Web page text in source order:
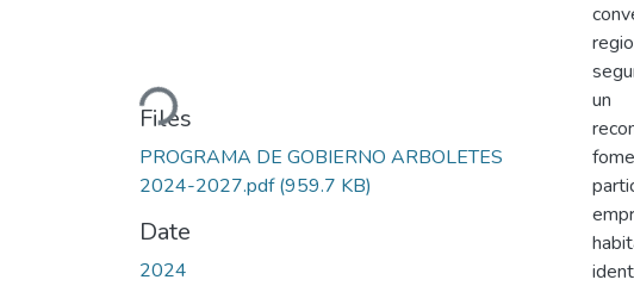
Loading...
Files
PROGRAMA DE GOBIERNO ARBOLETES
2024-2027.pdf(959.7 KB)
Date
2024
un